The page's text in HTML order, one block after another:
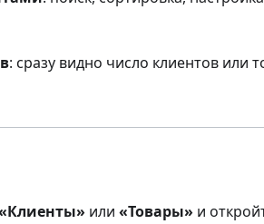
: сразу видно число клиентов или
или «Товары» и